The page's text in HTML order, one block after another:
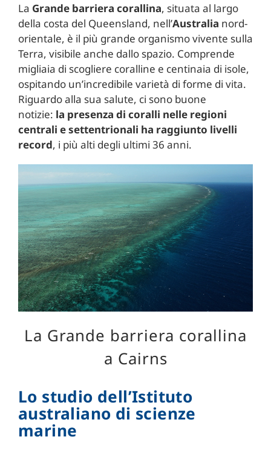
La Grande barriera corallina, situata al largo
della costa del Queensland, nell’Australia nord-
orientale, è il più grande organismo vivente sulla
Terra, visibile anche dallo spazio. Comprende
migliaia di scogliere coralline e centinaia di isole,
ospitando un’incredibile varietà di forme di vita.
Riguardo alla sua salute, ci sono buone
notizie: la presenza di coralli nelle regioni
centrali e settentrionali ha raggiunto livelli
record, i più alti degli ultimi 36 anni.
La Grande barriera corallina
a Cairns
Lo studio dell’Istituto
australiano di scienze
marine